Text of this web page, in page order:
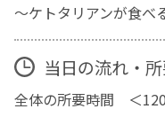
～ケトタリアンが食べ
当日の流れ・
全体の所要時間 ＜